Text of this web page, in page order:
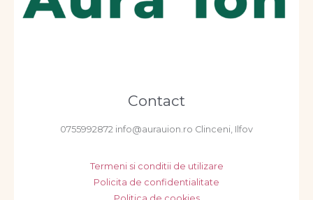
Contact
0755992872 info@aurauion.ro Clinceni, Ilfov
Termeni si conditii de utilizare
Policita de confidentialitate